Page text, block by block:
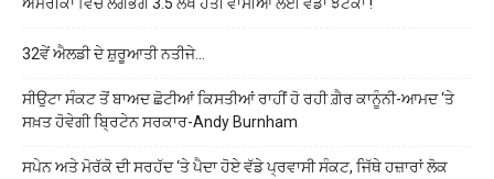
32ਵੇਂ ਐਲਡੀ ਦੇ ਸ਼ੁਰੂਆਤੀ ਨਤੀਜੇ…
ਸੀਉਟਾ ਸੰਕਟ ਤੋਂ ਬਾਅਦ ਛੋਟੀਆਂ ਕਿਸਤੀਆਂ ਰਾਹੀਂ ਹੋ ਰਹੀ ਗ਼ੈਰ ਕਾਨੂੰਨੀ-ਆਮਦ ‘ਤੇ
ਸਖ਼ਤ ਹੋਵੇਗੀ ਬ੍ਰਿਟੇਨ ਸਰਕਾਰ-Andy Burnham
ਸਪੇਨ ਅਤੇ ਮੋਰੱਕੋ ਦੀ ਸਰਹੱਦ ‘ਤੇ ਪੈਦਾ ਹੋਏ ਵੱਡੇ ਪ੍ਰਵਾਸੀ ਸੰਕਟ, ਜਿੱਥੇ ਹਜ਼ਾਰਾਂ ਲੋਕ